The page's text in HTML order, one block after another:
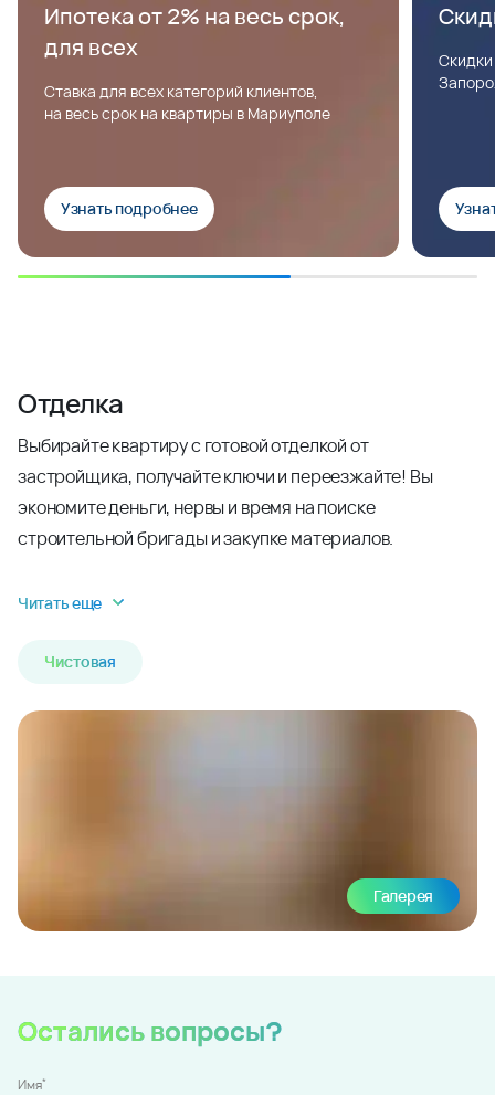
Ипотека от 2% на весь срок,
для всех
Ставка для всех категорий клиентов,
на весь срок на квартиры в Мариуполе
Узнать подробнее
Отделка
Выбирайте квартиру с готовой отделкой от
застройщика, получайте ключи и переезжайте! Вы
экономите деньги, нервы и время на поиске
строительной бригады и закупке материалов.
Читать еще
Чистовая
Галерея
Остались вопросы?
Имя*